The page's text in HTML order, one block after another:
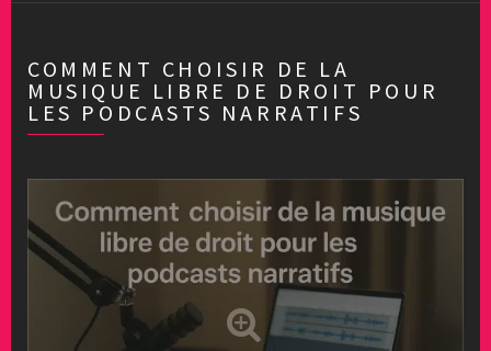
COMMENT CHOISIR DE LA
MUSIQUE LIBRE DE DROIT POUR
LES PODCASTS NARRATIFS